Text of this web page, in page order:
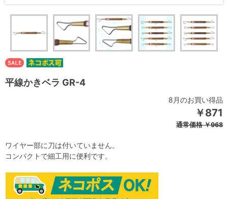
平線かきベラ GR-4
8月のお買い得品
￥871
通常価格￥968
ワイヤー部に刀は付いていません。
コンパクトで細工用に便利です。